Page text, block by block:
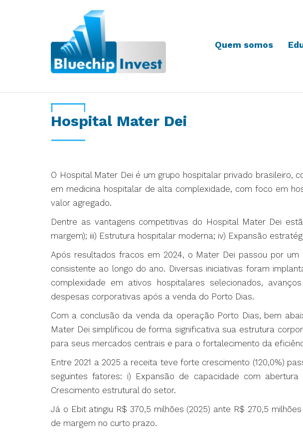
Quem somos
Hospital Mater Dei
O Hospital Mater Dei é um grupo hospitalar privado brasileiro,
em medicina hospitalar de alta complexidade, com foco em
valor agregado.
Dentre as vantagens competitivas do Hospital Mater Dei
margem); iii) Estrutura hospitalar moderna; iv) Expansão
Após resultados fracos em 2024, o Mater Dei passou por
consistente ao longo do ano. Diversas iniciativas foram
complexidade em ativos hospitalares selecionados,
despesas corporativas após a venda do Porto Dias.
Com a conclusão da venda da operação Porto Dias, bem
Mater Dei simplificou de forma significativa sua estrutura
para seus mercados centrais e para o fortalecimento da
Entre 2021 a 2025 a receita teve forte crescimento (120,0%)
seguintes fatores: i) Expansão de capacidade com
Crescimento estrutural do setor.
Já o Ebit atingiu R$ 370,5 milhões (2025) ante R$ 270,5
de margem no curto prazo.